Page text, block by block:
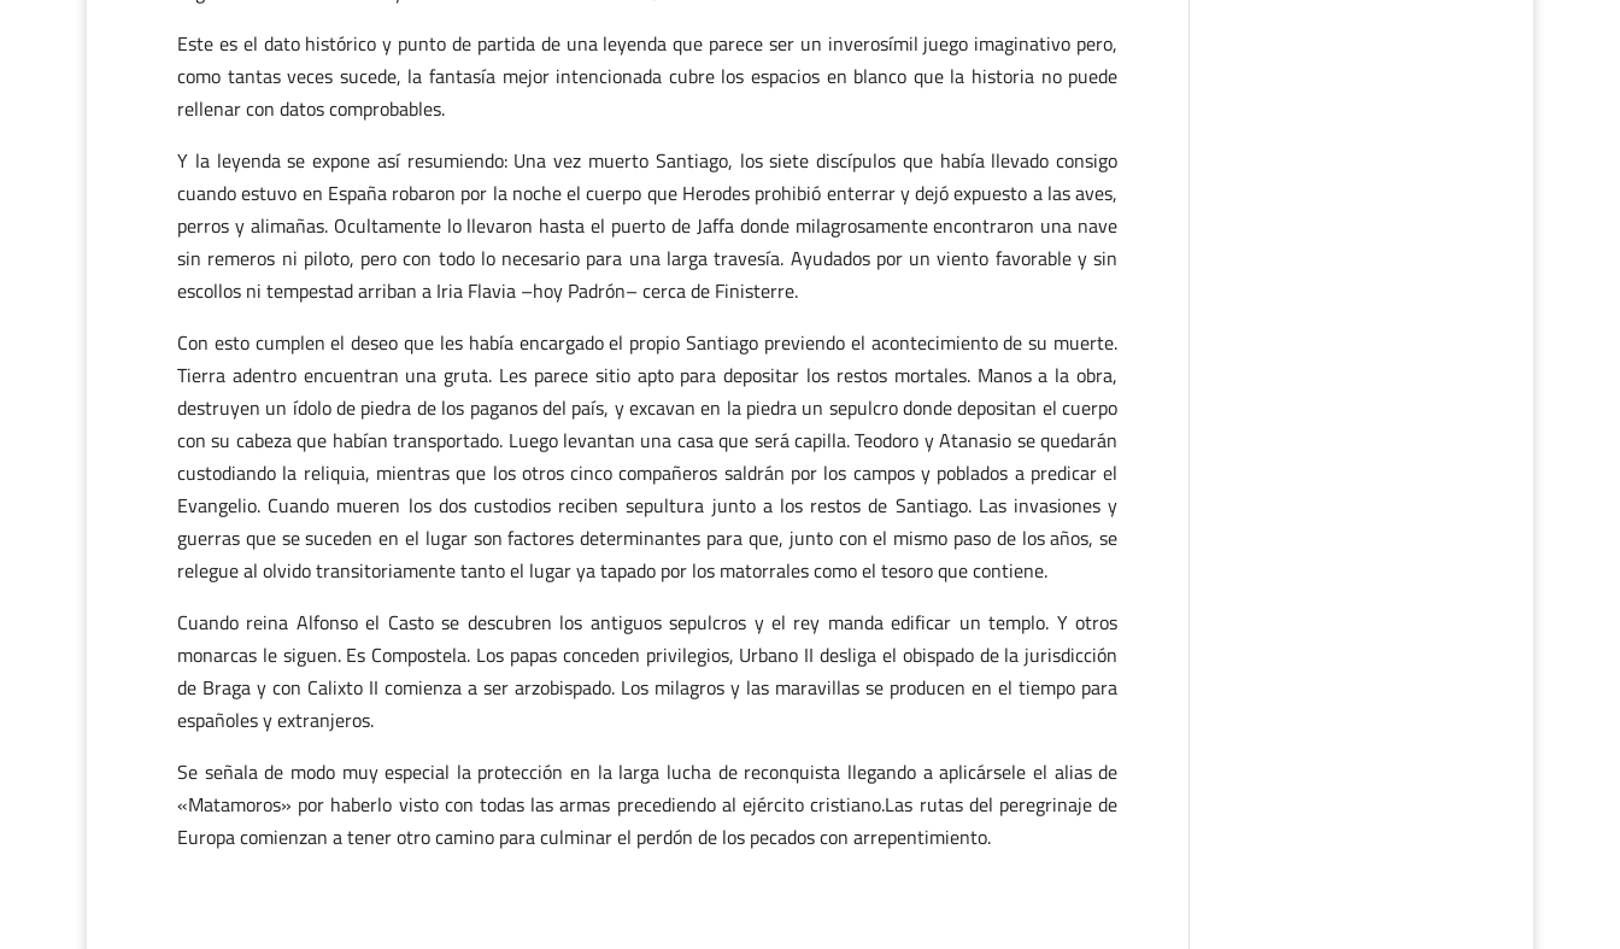
Este es el dato histórico y punto de partida de una leyenda que parece ser un inverosímil juego imaginativo pero,
como tantas veces sucede, la fantasía mejor intencionada cubre los espacios en blanco que la historia no puede
rellenar con datos comprobables.
Y la leyenda se expone así resumiendo: Una vez muerto Santiago, los siete discípulos que había llevado consigo
cuando estuvo en España robaron por la noche el cuerpo que Herodes prohibió enterrar y dejó expuesto a las aves,
perros y alimañas. Ocultamente lo llevaron hasta el puerto de Jaffa donde milagrosamente encontraron una nave
sin remeros ni piloto, pero con todo lo necesario para una larga travesía. Ayudados por un viento favorable y sin
escollos ni tempestad arriban a Iria Flavia –hoy Padrón– cerca de Finisterre.
Con esto cumplen el deseo que les había encargado el propio Santiago previendo el acontecimiento de su muerte.
Tierra adentro encuentran una gruta. Les parece sitio apto para depositar los restos mortales. Manos a la obra,
destruyen un ídolo de piedra de los paganos del país, y excavan en la piedra un sepulcro donde depositan el cuerpo
con su cabeza que habían transportado. Luego levantan una casa que será capilla. Teodoro y Atanasio se quedarán
custodiando la reliquia, mientras que los otros cinco compañeros saldrán por los campos y poblados a predicar el
Evangelio. Cuando mueren los dos custodios reciben sepultura junto a los restos de Santiago. Las invasiones y
guerras que se suceden en el lugar son factores determinantes para que, junto con el mismo paso de los años, se
relegue al olvido transitoriamente tanto el lugar ya tapado por los matorrales como el tesoro que contiene.
Cuando reina Alfonso el Casto se descubren los antiguos sepulcros y el rey manda edificar un templo. Y otros
monarcas le siguen. Es Compostela. Los papas conceden privilegios, Urbano II desliga el obispado de la jurisdicción
de Braga y con Calixto II comienza a ser arzobispado. Los milagros y las maravillas se producen en el tiempo para
españoles y extranjeros.
Se señala de modo muy especial la protección en la larga lucha de reconquista llegando a aplicársele el alias de
«Matamoros» por haberlo visto con todas las armas precediendo al ejército cristiano.Las rutas del peregrinaje de
Europa comienzan a tener otro camino para culminar el perdón de los pecados con arrepentimiento.